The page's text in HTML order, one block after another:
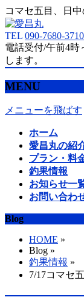
コマセ五目、日
TEL 090-7680-3710
電話受付/午前4時
します。
MENU
メニューを飛ばす
ホーム
愛昌丸の紹
プラン・料
釣果情報
お知らせ一
お問い合わ
Blog
HOME »
Blog »
釣果情報 »
7/17コマセ